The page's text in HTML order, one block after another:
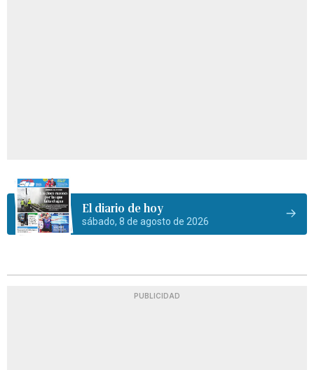
El diario de hoy
sábado, 8 de agosto de 2026
PUBLICIDAD